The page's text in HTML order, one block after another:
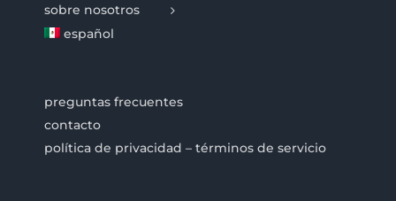
sobre nosotros
español
preguntas frecuentes
contacto
política de privacidad – términos de servicio